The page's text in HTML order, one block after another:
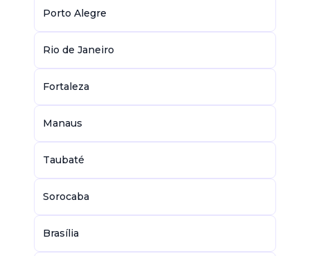
Porto Alegre
Rio de Janeiro
Fortaleza
Manaus
Taubaté
Sorocaba
Brasília